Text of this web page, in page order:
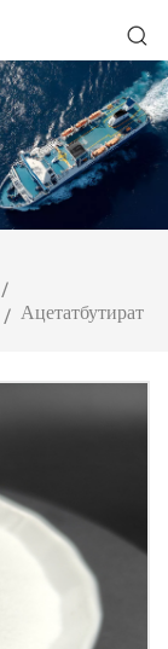
/
/ Ацетатбутират